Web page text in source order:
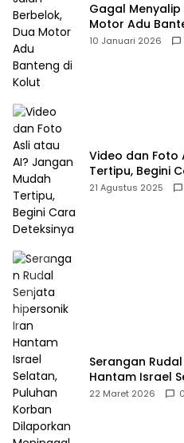
Gagal
Motor Adu
10 Januari 2026
Video dan Foto
Tertipu, Begini
21 Agustus 2025
Serangan
Hantam Israel
Dilaporkan
22 Maret 2026 0